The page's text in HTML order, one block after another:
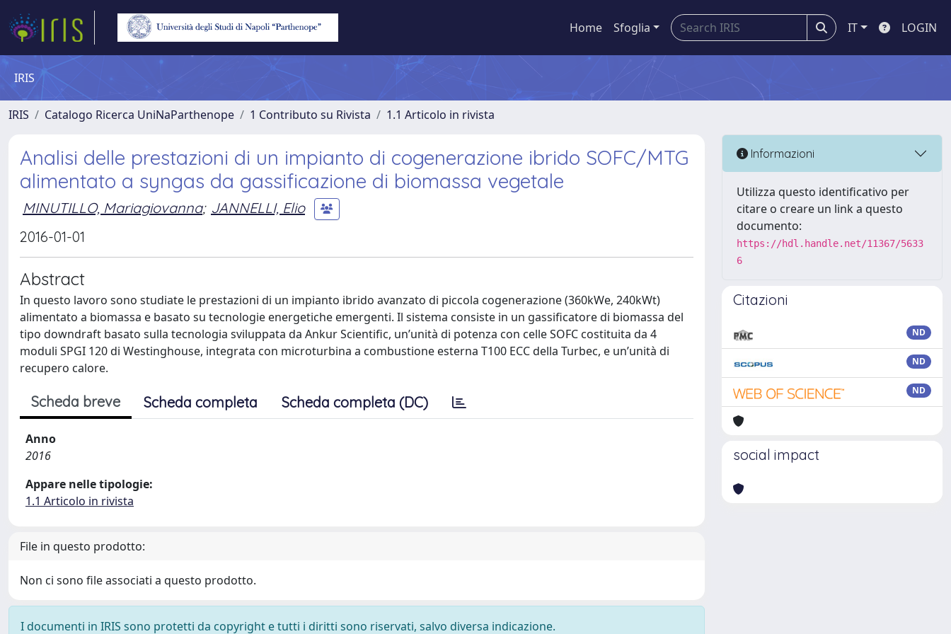
Home Sfoglia IT LOGIN
IRIS
IRIS Catalogo Ricerca UniNaParthenope 1 Contributo su Rivista 1.1 Articolo in rivista
Analisi delle prestazioni di un impianto di cogenerazione ibrido SOFC/MTG
alimentato a syngas da gassificazione di biomassa vegetale
MINUTILLO, Mariagiovanna; JANNELLI, Elio
2016-01-01
Abstract
In questo lavoro sono studiate le prestazioni di un impianto ibrido avanzato di piccola cogenerazione (360kWe, 240kWt)
alimentato a biomassa e basato su tecnologie energetiche emergenti. Il sistema consiste in un gassificatore di biomassa del
tipo downdraft basato sulla tecnologia sviluppata da Ankur Scientific, un’unità di potenza con celle SOFC costituita da 4
moduli SPGI 120 di Westinghouse, integrata con microturbina a combustione esterna T100 ECC della Turbec, e un’unità di
recupero calore.
Scheda breve Scheda completa Scheda completa (DC)
Anno
2016
Appare nelle tipologie:
1.1 Articolo in rivista
File in questo prodotto:
Non ci sono file associati a questo prodotto.
I documenti in IRIS sono protetti da copyright e tutti i diritti sono riservati, salvo diversa indicazione.
Informazioni
Utilizza questo identificativo per
citare o creare un link a questo
documento:
https://hdl.handle.net/11367/5633
6
Citazioni
ND
ND
ND
social impact